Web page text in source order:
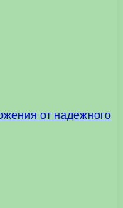
от надежного